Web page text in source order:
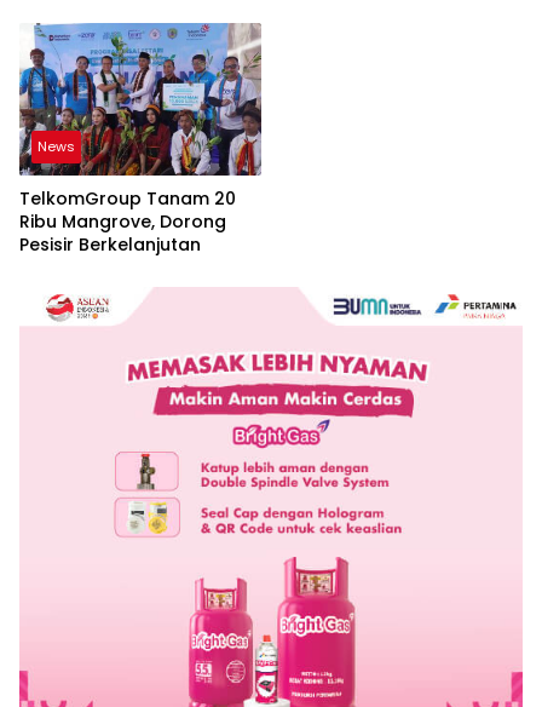
News
TelkomGroup Tanam 20
Ribu Mangrove, Dorong
Pesisir Berkelanjutan